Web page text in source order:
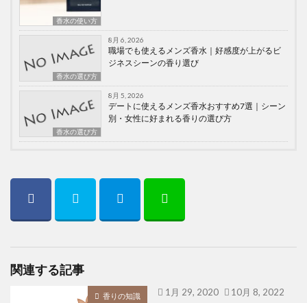
香水の使い方
香水の選び方
8月 6, 2026
職場でも使えるメンズ香水｜好感度が上がるビ
ジネスシーンの香り選び
香水の選び方
8月 5, 2026
デートに使えるメンズ香水おすすめ7選｜シーン
別・女性に好まれる香りの選び方
関連する記事
香りの知識 1月 29, 2020 10月 8, 2022